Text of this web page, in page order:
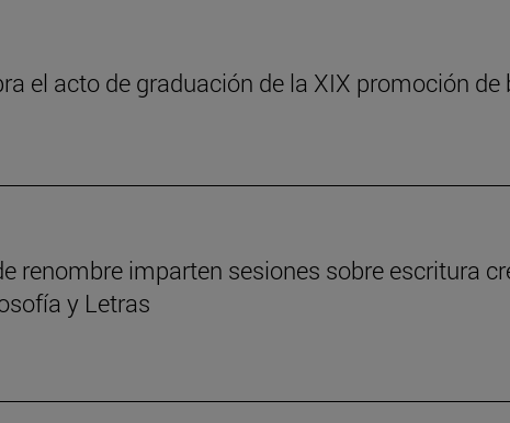
el acto de graduación de la XIX promoción
renombre imparten sesiones sobre escritura
y Letras